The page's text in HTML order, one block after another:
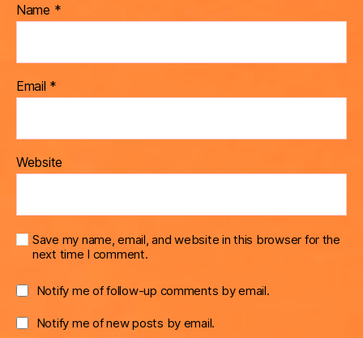
Name *
Email *
Website
Save my name, email, and website in this browser for the
next time I comment.
Notify me of follow-up comments by email.
Notify me of new posts by email.